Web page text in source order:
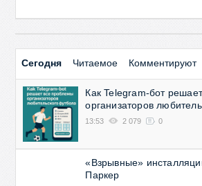
Сегодня Читаемое Комментируют
Как Telegram-бот
организаторов
13:53 2 079 0
«Взрывные»
Паркер